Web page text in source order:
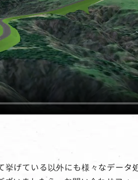
挙げている以外にも様々なデータ